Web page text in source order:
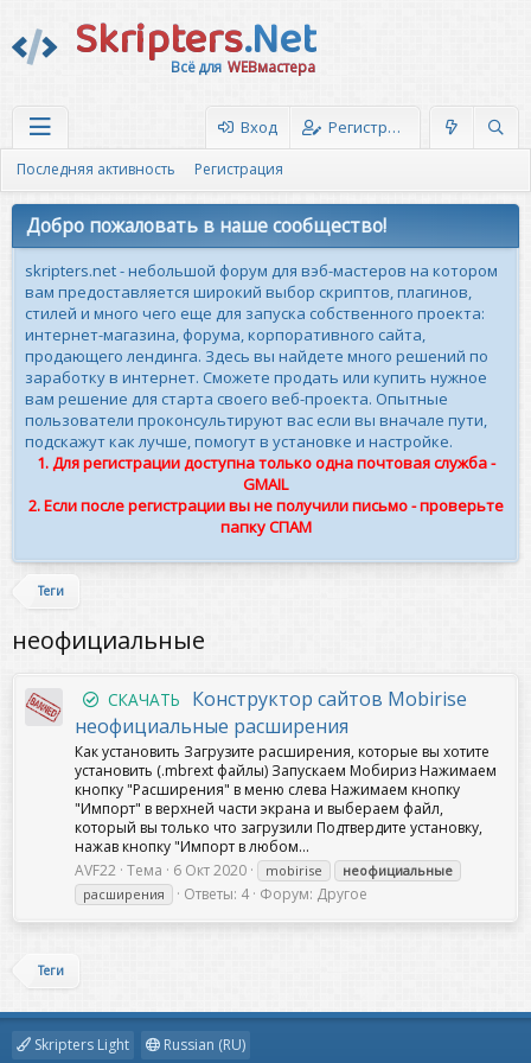
Skripters.Net
Всё для WEBмастера
Вход Регистрация
Последняя активность Регистрация
Добро пожаловать в наше сообщество!
skripters.net - небольшой форум для вэб-мастеров на котором
вам предоставляется широкий выбор скриптов, плагинов,
стилей и много чего еще для запуска собственного проекта:
интернет-магазина, форума, корпоративного сайта,
продающего лендинга. Здесь вы найдете много решений по
заработку в интернет. Сможете продать или купить нужное
вам решение для старта своего веб-проекта. Опытные
пользователи проконсультируют вас если вы вначале пути,
подскажут как лучше, помогут в установке и настройке.
1. Для регистрации доступна только одна почтовая служба -
GMAIL
2. Если после регистрации вы не получили письмо - проверьте
папку СПАМ
Теги
неофициальные
СКАЧАТЬ
Конструктор сайтов Mobirise
неофициальные расширения
Как установить Загрузите расширения, которые вы хотите
установить (.mbrext файлы) Запускаем Мобириз Нажимаем
кнопку "Расширения" в меню слева Нажимаем кнопку
"Импорт" в верхней части экрана и выбераем файл,
который вы только что загрузили Подтвердите установку,
нажав кнопку "Импорт в любом...
AVF22 Тема 6 Окт 2020 mobirise
неофициальные
расширения
Ответы: 4 Форум: Другое
Теги
Skripters Light Russian (RU)